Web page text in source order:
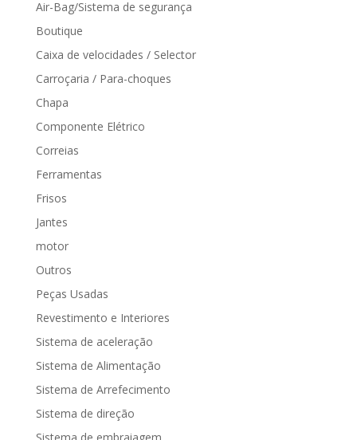
Air-Bag/Sistema de segurança
Boutique
Caixa de velocidades / Selector
Carroçaria / Para-choques
Chapa
Componente Elétrico
Correias
Ferramentas
Frisos
Jantes
motor
Outros
Peças Usadas
Revestimento e Interiores
Sistema de aceleração
Sistema de Alimentação
Sistema de Arrefecimento
Sistema de direção
Sistema de embraiagem